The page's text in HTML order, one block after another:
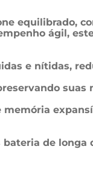
equilibrado,
ágil,
e nítidas,
de longa